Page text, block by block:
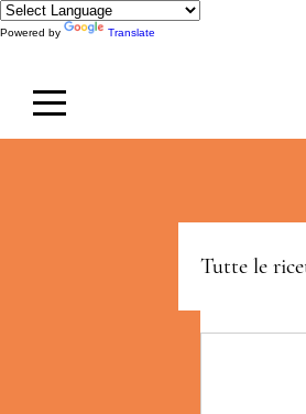
Powered by Translate
Tutte le